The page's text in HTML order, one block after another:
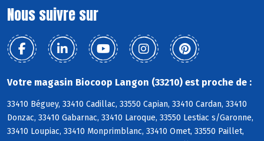
Nous suivre sur
Votre magasin Biocoop Langon (33210) est proche de :
33410 Béguey, 33410 Cadillac, 33550 Capian, 33410 Cardan, 33410
Donzac, 33410 Gabarnac, 33410 Laroque, 33550 Lestiac s/Garonne,
33410 Loupiac, 33410 Monprimblanc, 33410 Omet, 33550 Paillet,